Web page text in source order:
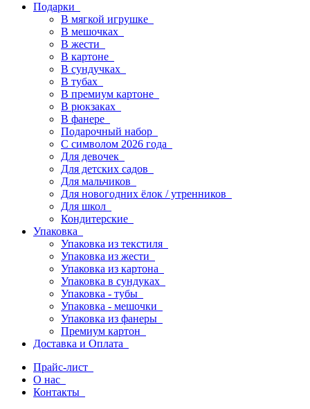
Подарки
В мягкой игрушке
В мешочках
В жести
В картоне
В сундучках
В тубах
В премиум картоне
В рюкзаках
В фанере
Подарочный набор
С символом 2026 года
Для девочек
Для детских садов
Для мальчиков
Для новогодних ёлок / утренников
Для школ
Кондитерские
Упаковка
Упаковка из текстиля
Упаковка из жести
Упаковка из картона
Упаковка в сундуках
Упаковка - тубы
Упаковка - мешочки
Упаковка из фанеры
Премиум картон
Доставка и Оплата
Прайс-лист
О нас
Контакты